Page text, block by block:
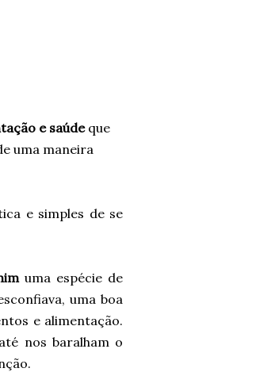
e saúdeque
uma maneira
e simples de se
uma espécie de
uma boa
e alimentação.
nos baralham o